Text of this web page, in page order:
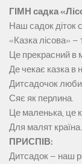
ГІМН садка
Наш садок діток
«Казка лісова» –
Це прекрасний в
Де чекає казка в
Дитсадочок
Сяє як перлина.
Це маленька, це
Для малят країна.
ПРИСПІВ:
Дитсадок – наш